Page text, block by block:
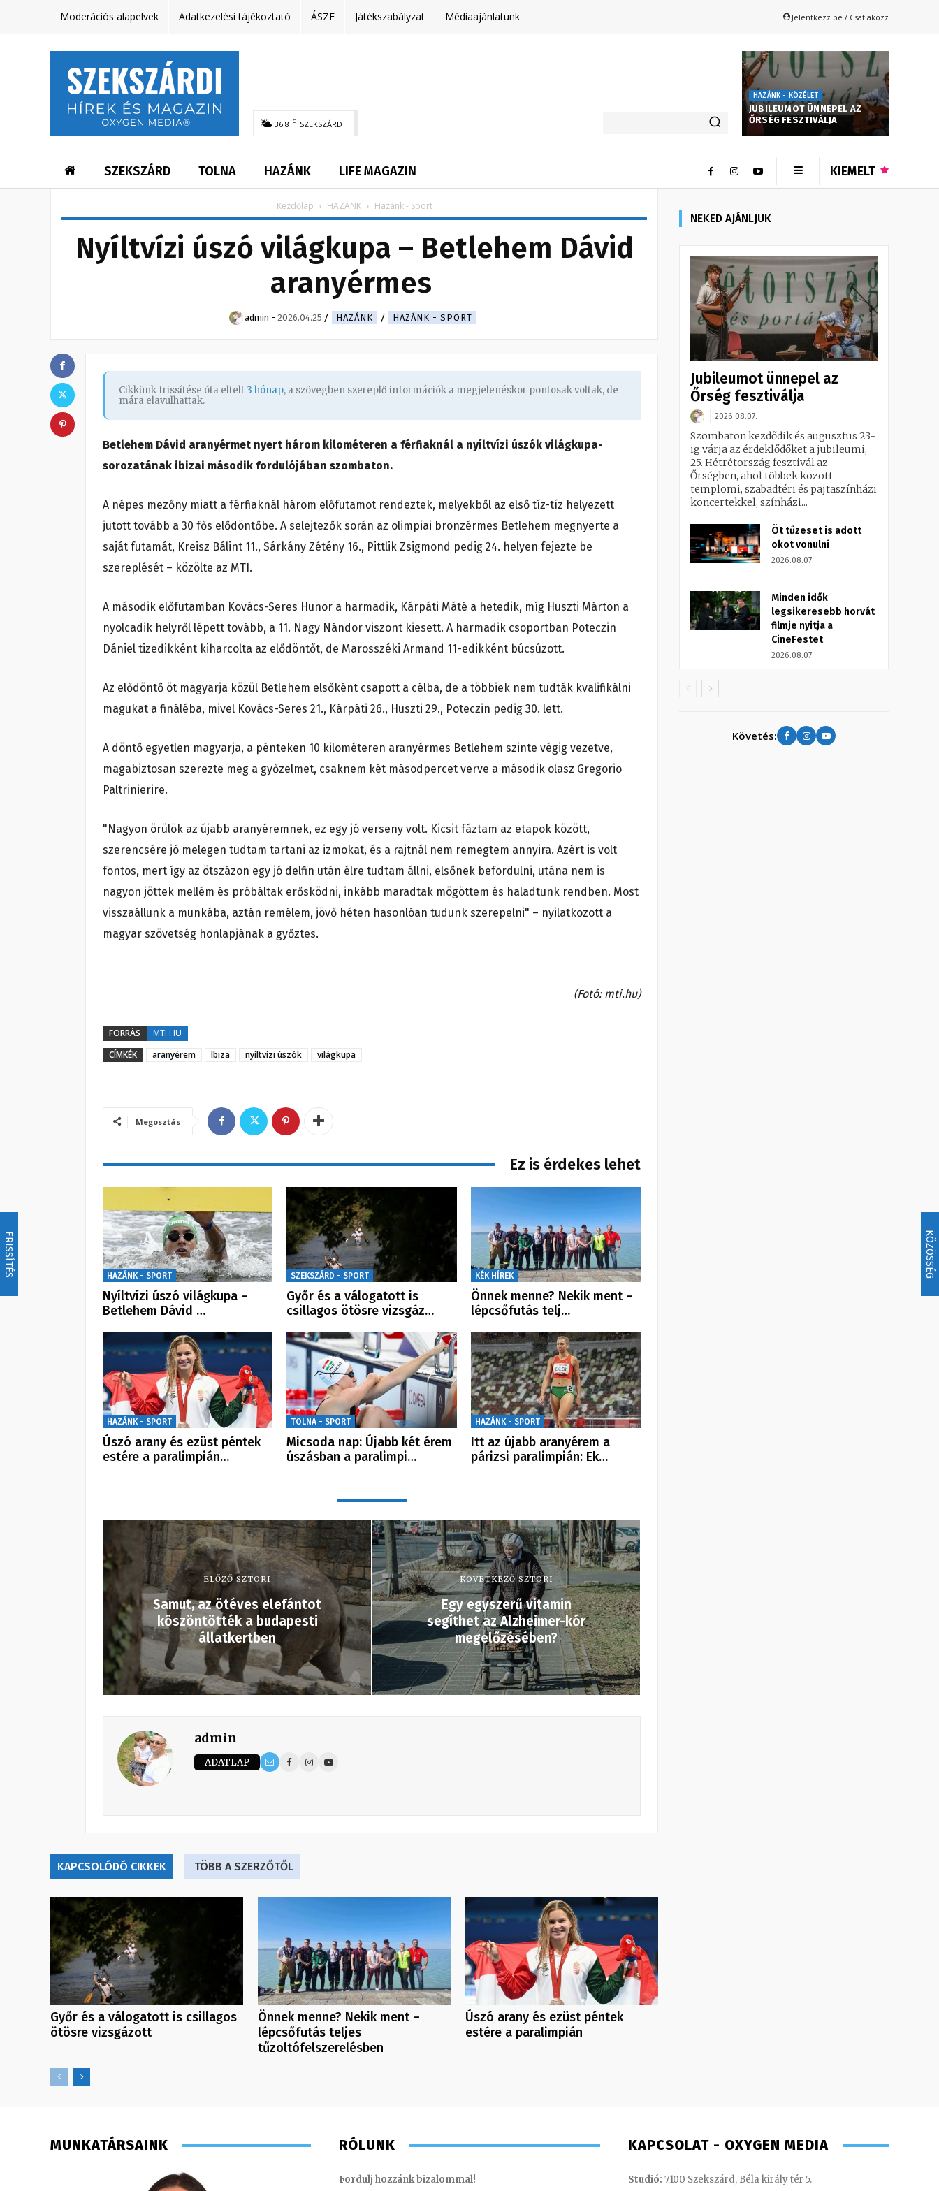
FRISSÍTÉS KÖZÖSSÉG
Moderációs alapelvek Adatkezelési tájékoztató ÁSZF Játékszabályzat Médiaajánlatunk Jelentkezz be / Csatlakozz
36.8 C SZEKSZÁRD
HAZÁNK - KÖZÉLET
JUBILEUMOT ÜNNEPEL AZ
ŐRSÉG FESZTIVÁLJA
SZEKSZÁRD TOLNA HAZÁNK LIFE MAGAZIN KIEMELT
Kezdőlap HAZÁNK Hazánk - Sport
Nyíltvízi úszó világkupa – Betlehem Dávid
aranyérmes
admin - 2026.04.25. HAZÁNK HAZÁNK - SPORT
Cikkünk frissítése óta eltelt 3 hónap, a szövegben szereplő információk a megjelenéskor pontosak voltak, de
mára elavulhattak.
Betlehem Dávid aranyérmet nyert három kilométeren a férfiaknál a nyíltvízi úszók világkupa-
sorozatának ibizai második fordulójában szombaton.
A népes mezőny miatt a férfiaknál három előfutamot rendeztek, melyekből az első tíz-tíz helyezett
jutott tovább a 30 fős elődöntőbe. A selejtezők során az olimpiai bronzérmes Betlehem megnyerte a
saját futamát, Kreisz Bálint 11., Sárkány Zétény 16., Pittlik Zsigmond pedig 24. helyen fejezte be
szereplését – közölte az MTI.
A második előfutamban Kovács-Seres Hunor a harmadik, Kárpáti Máté a hetedik, míg Huszti Márton a
nyolcadik helyről lépett tovább, a 11. Nagy Nándor viszont kiesett. A harmadik csoportban Poteczin
Dániel tizedikként kiharcolta az elődöntőt, de Marosszéki Armand 11-edikként búcsúzott.
Az elődöntő öt magyarja közül Betlehem elsőként csapott a célba, de a többiek nem tudták kvalifikálni
magukat a fináléba, mivel Kovács-Seres 21., Kárpáti 26., Huszti 29., Poteczin pedig 30. lett.
A döntő egyetlen magyarja, a pénteken 10 kilométeren aranyérmes Betlehem szinte végig vezetve,
magabiztosan szerezte meg a győzelmet, csaknem két másodpercet verve a második olasz Gregorio
Paltrinierire.
"Nagyon örülök az újabb aranyéremnek, ez egy jó verseny volt. Kicsit fáztam az etapok között,
szerencsére jó melegen tudtam tartani az izmokat, és a rajtnál nem remegtem annyira. Azért is volt
fontos, mert így az ötszázon egy jó delfin után élre tudtam állni, elsőnek befordulni, utána nem is
nagyon jöttek mellém és próbáltak erősködni, inkább maradtak mögöttem és haladtunk rendben. Most
visszaállunk a munkába, aztán remélem, jövő héten hasonlóan tudunk szerepelni" – nyilatkozott a
magyar szövetség honlapjának a győztes.
(Fotó: mti.hu)
FORRÁS
MTI.HU
CÍMKÉK
aranyérem Ibiza nyíltvízi úszók világkupa
Megosztás
Ez is érdekes lehet
HAZÁNK - SPORT
Nyíltvízi úszó világkupa –
Betlehem Dávid …
SZEKSZÁRD - SPORT
Győr és a válogatott is
csillagos ötösre vizsgáz…
KÉK HÍREK
Önnek menne? Nekik ment –
lépcsőfutás telj…
HAZÁNK - SPORT
Úszó arany és ezüst péntek
estére a paralimpián…
TOLNA - SPORT
Micsoda nap: Újabb két érem
úszásban a paralimpi…
HAZÁNK - SPORT
Itt az újabb aranyérem a
párizsi paralimpián: Ek…
ELŐZŐ SZTORI
Samut, az ötéves elefántot
köszöntötték a budapesti
állatkertben
KÖVETKEZŐ SZTORI
Egy egyszerű vitamin
segíthet az Alzheimer-kór
megelőzésében?
admin
ADATLAP
KAPCSOLÓDÓ CIKKEK TÖBB A SZERZŐTŐL
Győr és a válogatott is csillagos
ötösre vizsgázott
Önnek menne? Nekik ment –
lépcsőfutás teljes
tűzoltófelszerelésben
Úszó arany és ezüst péntek
estére a paralimpián
NEKED AJÁNLJUK
Jubileumot ünnepel az
Őrség fesztiválja
2026.08.07.
Szombaton kezdődik és augusztus 23-
ig várja az érdeklődőket a jubileumi,
25. Hétrétország fesztivál az
Őrségben, ahol többek között
templomi, szabadtéri és pajtaszínházi
koncertekkel, színházi...
Öt tűzeset is adott
okot vonulni
2026.08.07.
Minden idők
legsikeresebb horvát
filmje nyitja a
CineFestet
2026.08.07.
Követés:
MUNKATÁRSAINK RÓLUNK
Fordulj hozzánk bizalommal!
KAPCSOLAT - OXYGEN MEDIA
Studió: 7100 Szekszárd, Béla király tér 5.